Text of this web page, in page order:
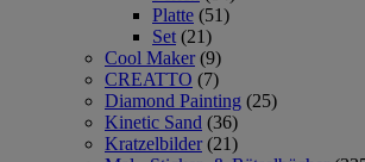
Platte (51)
Set (21)
Cool Maker (9)
CREATTO (7)
Diamond Painting (25)
Kinetic Sand (36)
Kratzelbilder (21)